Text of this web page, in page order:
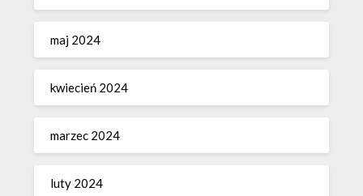
maj 2024
kwiecień 2024
marzec 2024
luty 2024